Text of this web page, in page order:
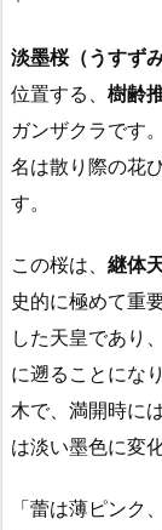
淡墨桜（うすず
位置する、 樹齢
ガンザクラです
名は散り際の花
す。
この桜は、 継体
史的に極めて重
した天皇であり
に遡ることにな
木で、満開時に
は淡い墨色に変
「蕾は薄ピンク